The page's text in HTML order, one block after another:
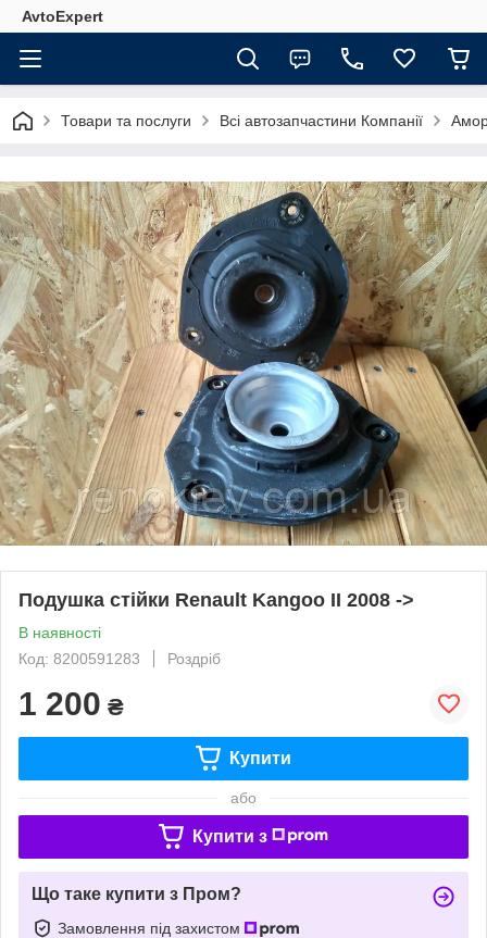
AvtoExpert
Товари та послуги Всі автозапчастини Компанії
Подушка стійки Renault Kangoo II 2008 ->
В наявності
Код: 8200591283
Роздріб
1 200 ₴
Купити
або
Купити з
Що таке купити з Пром?
Замовлення під захистом